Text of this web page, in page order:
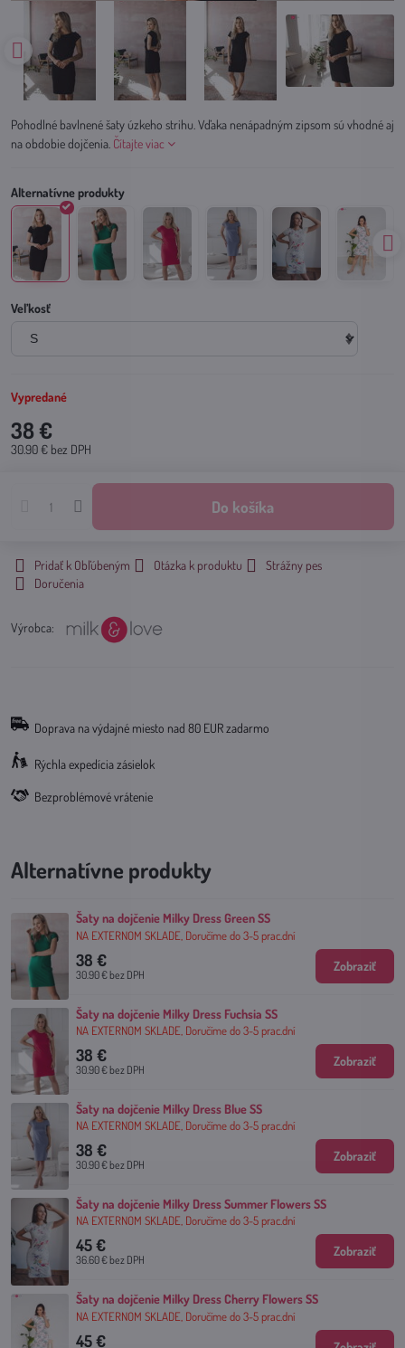
Pohodlné bavlnené šaty úzkeho strihu. Vďaka nenápadným zipsom sú vhodné aj
na obdobie dojčenia. Čítajte viac
Veľkosť
Vypredané
38 €
30.90 € bez DPH
Do košíka
Pridať k Obľúbeným Otázka k produktu
Strážny pes
Doručenia
Výrobca:
Doprava na výdajné miesto nad 80 EUR zadarmo
Rýchla expedícia zásielok
Bezproblémové vrátenie
Alternatívne produkty
Šaty na dojčenie Milky Dress Green SS
NA EXTERNOM SKLADE, Doručíme do 3-5 prac.dní
38 €
30.90 €bez DPH
Zobraziť
Šaty na dojčenie Milky Dress Fuchsia SS
NA EXTERNOM SKLADE, Doručíme do 3-5 prac.dní
38 €
30.90 €bez DPH
Zobraziť
Šaty na dojčenie Milky Dress Blue SS
NA EXTERNOM SKLADE, Doručíme do 3-5 prac.dní
38 €
30.90 €bez DPH
Zobraziť
Šaty na dojčenie Milky Dress Summer Flowers SS
NA EXTERNOM SKLADE, Doručíme do 3-5 prac.dní
45 €
36.60 €bez DPH
Zobraziť
Šaty na dojčenie Milky Dress Cherry Flowers SS
NA EXTERNOM SKLADE, Doručíme do 3-5 prac.dní
45 €